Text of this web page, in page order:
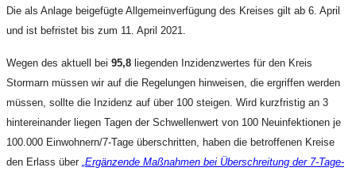
Die als Anlage beigefügte Allgemeinverfügung des Kreises gilt ab 6. April
und ist befristet bis zum 11. April 2021.
Wegen des aktuell bei 95,8 liegenden Inzidenzwertes für den Kreis
Stormarn müssen wir auf die Regelungen hinweisen, die ergriffen werden
müssen, sollte die Inzidenz auf über 100 steigen. Wird kurzfristig an 3
hintereinander liegen Tagen der Schwellenwert von 100 Neuinfektionen je
100.000 Einwohnern/7-Tage überschritten, haben die betroffenen Kreise
den Erlass über „Ergänzende Maßnahmen bei Überschreitung der 7-Tage-